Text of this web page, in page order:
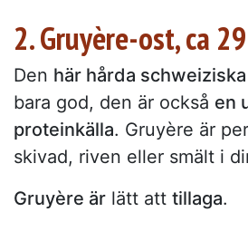
2. Gruyère-ost, ca
Den här hårda
bara god, den är också en
proteinkälla. Gruyère är
skivad, riven eller smält i
Gruyère är lätt att tillaga.